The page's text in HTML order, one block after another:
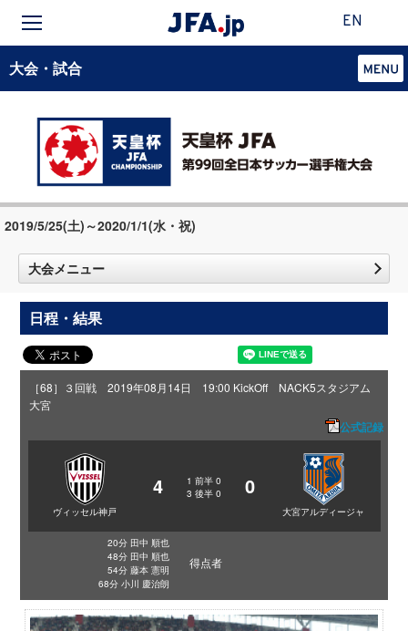
EN
大会・試合
2019/5/25(土)～2020/1/1(水・祝)
大会メニュー
日程・結果
［68］３回戦 2019年08月14日 19:00 KickOff NACK5スタジアム
大宮
公式記録
ヴィッセル神戸
4 1 前半 0
3 後半 0 0
大宮アルディージャ
20分 田中 順也
48分 田中 順也
54分 藤本 憲明
68分 小川 慶治朗
得点者